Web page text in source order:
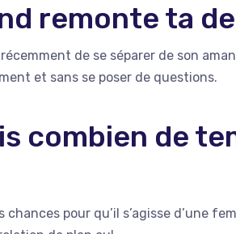
remonte ta
de se séparer de son
et sans se poser de questions.
combien de
pour qu’il s’agisse d’une